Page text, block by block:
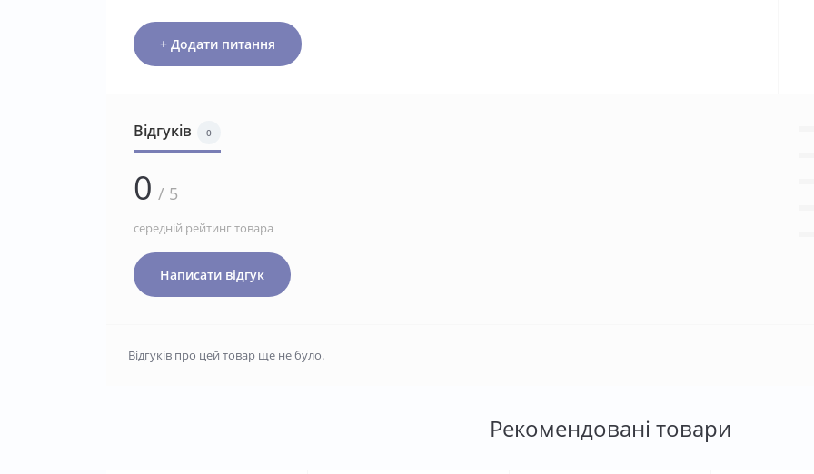
+ Додати питання
Відгуків 0
0 / 5
середній рейтинг товара
Написати відгук
Відгуків про цей товар ще не було.
Рекомендовані товари